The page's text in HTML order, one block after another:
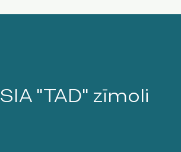
SIA "TAD" zīmoli